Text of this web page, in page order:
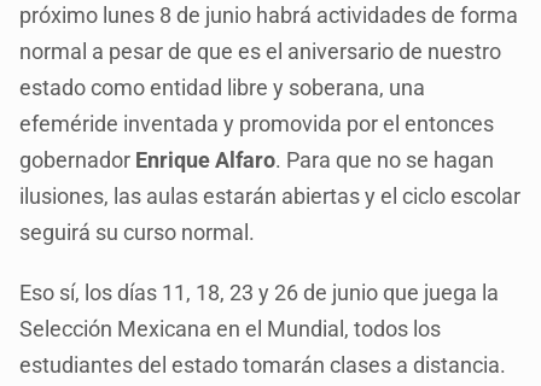
próximo lunes 8 de junio habrá actividades de forma
normal a pesar de que es el aniversario de nuestro
estado como entidad libre y soberana, una
efeméride inventada y promovida por el entonces
gobernador Enrique Alfaro. Para que no se hagan
ilusiones, las aulas estarán abiertas y el ciclo escolar
seguirá su curso normal.
Eso sí, los días 11, 18, 23 y 26 de junio que juega la
Selección Mexicana en el Mundial, todos los
estudiantes del estado tomarán clases a distancia.